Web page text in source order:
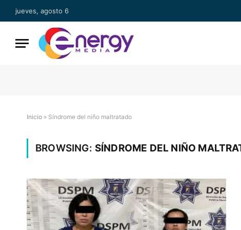
jueves, agosto 6
Inicio » Síndrome del niño maltratado
BROWSING: SÍNDROME DEL NIÑO